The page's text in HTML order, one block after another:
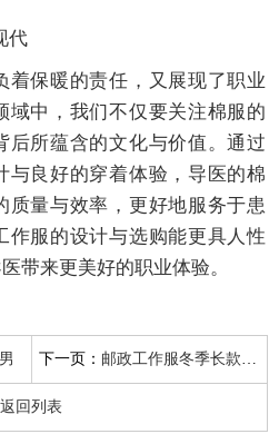
代
着保暖的责任，又展现了职业
域中，我们不仅要关注棉服的
后所蕴含的文化与价值。通过
与良好的穿着体验，导医的棉
质量与效率，更好地服务于患
作服的设计与选购能更具人性
带来更美好的职业体验。
下一页： 邮政工作服冬季长款棉服
返回列表